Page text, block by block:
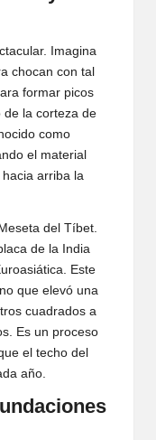
Imagina
chocan con tal
formar picos
de la corteza de
como
el material
arriba la
del Tíbet.
de la India
Este
que elevó una
cuadrados a
Es un proceso
el techo del
año.